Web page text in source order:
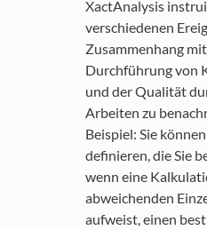
XactAnalysis
verschiedenen
Zusammenhang
Durchführung von
und der Qualität
Arbeiten zu
Beispiel: Sie
definieren, die Sie
wenn eine
abweichenden
aufweist, einen